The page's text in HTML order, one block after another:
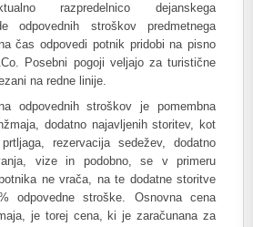
razpredelnico dejanskega
odpovednih stroškov predmetnega
čas odpovedi potnik pridobi na pisno
Posebni pogoji veljajo za turistične
na redne linije.
odpovednih stroškov je pomembna
dodatno najavljenih storitev, kot
rezervacija sedežev, dodatno
vize in podobno, se v primeru
ne vrača, na te dodatne storitve
odpovedne stroške. Osnovna cena
je torej cena, ki je zaračunana za